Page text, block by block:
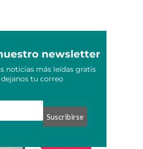
newsletter
noticias más leídas gratis
tu correo
Suscribirse